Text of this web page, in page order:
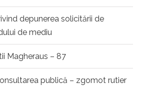
depunerea solicitării de
de mediu
Magheraus – 87
publică – zgomot rutier